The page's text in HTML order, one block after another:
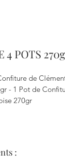
4 POTS
de
- 1 Pot de
270gr
: